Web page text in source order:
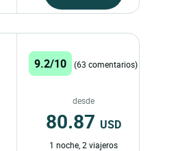
9.2/10 (63 comentarios)
desde
80.87 USD
1 noche, 2 viajeros